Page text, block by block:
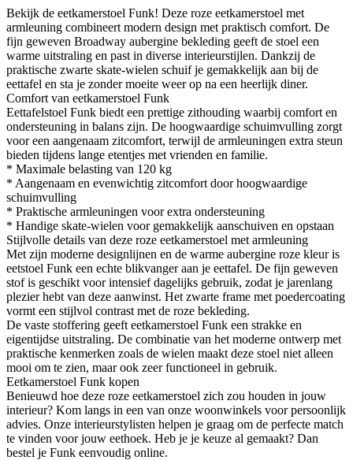
Bekijk de eetkamerstoel Funk! Deze roze eetkamerstoel met
armleuning combineert modern design met praktisch comfort. De
fijn geweven Broadway aubergine bekleding geeft de stoel een
warme uitstraling en past in diverse interieurstijlen. Dankzij de
praktische zwarte skate-wielen schuif je gemakkelijk aan bij de
eettafel en sta je zonder moeite weer op na een heerlijk diner.
Comfort van eetkamerstoel Funk
Eettafelstoel Funk biedt een prettige zithouding waarbij comfort en
ondersteuning in balans zijn. De hoogwaardige schuimvulling zorgt
voor een aangenaam zitcomfort, terwijl de armleuningen extra steun
bieden tijdens lange etentjes met vrienden en familie.
* Maximale belasting van 120 kg
* Aangenaam en evenwichtig zitcomfort door hoogwaardige
schuimvulling
* Praktische armleuningen voor extra ondersteuning
* Handige skate-wielen voor gemakkelijk aanschuiven en opstaan
Stijlvolle details van deze roze eetkamerstoel met armleuning
Met zijn moderne designlijnen en de warme aubergine roze kleur is
eetstoel Funk een echte blikvanger aan je eettafel. De fijn geweven
stof is geschikt voor intensief dagelijks gebruik, zodat je jarenlang
plezier hebt van deze aanwinst. Het zwarte frame met poedercoating
vormt een stijlvol contrast met de roze bekleding.
De vaste stoffering geeft eetkamerstoel Funk een strakke en
eigentijdse uitstraling. De combinatie van het moderne ontwerp met
praktische kenmerken zoals de wielen maakt deze stoel niet alleen
mooi om te zien, maar ook zeer functioneel in gebruik.
Eetkamerstoel Funk kopen
Benieuwd hoe deze roze eetkamerstoel zich zou houden in jouw
interieur? Kom langs in een van onze woonwinkels voor persoonlijk
advies. Onze interieurstylisten helpen je graag om de perfecte match
te vinden voor jouw eethoek. Heb je je keuze al gemaakt? Dan
bestel je Funk eenvoudig online.